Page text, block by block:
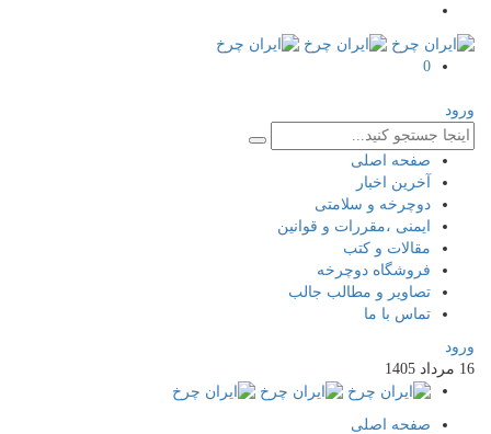
0
ورود
صفحه اصلی
آخرین اخبار
دوچرخه و سلامتی
ایمنی ،مقررات و قوانین
مقالات و کتب
فروشگاه دوچرخه
تصاویر و مطالب جالب
تماس با ما
ورود
16 مرداد 1405
صفحه اصلی